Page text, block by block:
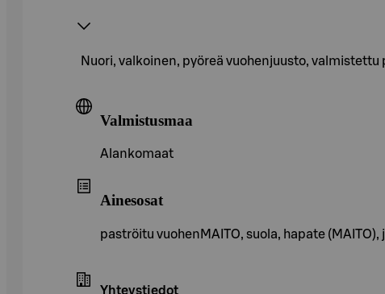
Nuori, valkoinen, pyöreä vuohenjuusto,
Valmistusmaa
Alankomaat
Ainesosat
paströitu vuohenMAITO, suola, hapate (MAITO),
Yhteystiedot